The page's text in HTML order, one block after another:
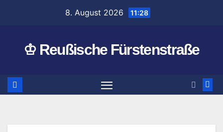
8. August 2026 11:28
♔ Reußische Fürstenstraße